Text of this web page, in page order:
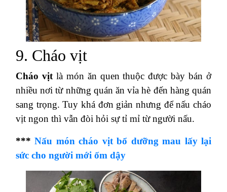
9. Cháo vịt
Cháo vịtlà món ăn quen thuộc được bày bán ở
nhiều nơi từ những quán ăn vỉa hè đến hàng quán
sang trọng. Tuy khá đơn giản nhưng để nấu cháo
vịt ngon thì vẫn đòi hỏi sự tỉ mỉ từ người nấu.
***Nấu món cháo vịt bổ dưỡng mau lấy lại
sức cho người mới ốm dậy